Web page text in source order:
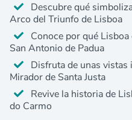
Descubre qué
Arco del Triunfo de Lisboa
Conoce por qué
San Antonio de Padua
Disfruta de unas vistas
Mirador de Santa Justa
Revive la historia de
do Carmo